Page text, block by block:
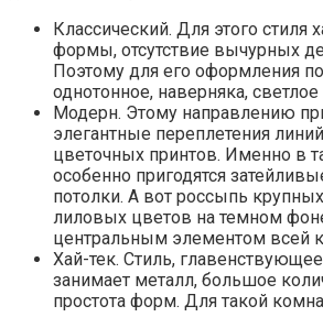
Классический. Для этого стиля
формы, отсутствие вычурных
Поэтому для его оформления
однотонное, наверняка,
Модерн. Этому направлению
элегантные переплетения
цветочных принтов. Именно в
особенно пригодятся
потолки. А вот россыпь
лиловых цветов на темном
центральным элементом всей
Хай-тек. Стиль,
занимает металл, большое
простота форм. Для такой